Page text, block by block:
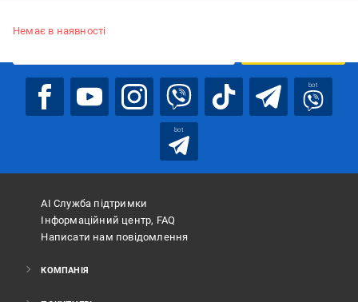
Немає в наявності
bot
bot
АІ Служба підтримки
Інформаційний центр, FAQ
Написати нам повідомлення
КОМПАНІЯ